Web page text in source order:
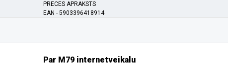
PRECES APRAKSTS
EAN - 5903396418914
Par M79 internetveikalu